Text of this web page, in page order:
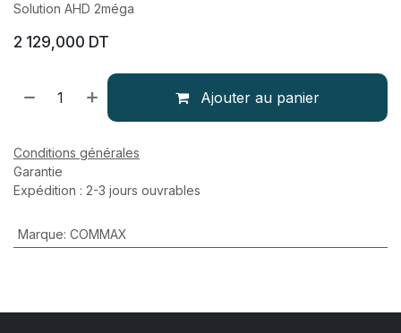
Solution AHD 2méga
2 129,000 DT
Ajouter au panier
Conditions générales
Garantie
Expédition : 2-3 jours ouvrables
Marque: COMMAX